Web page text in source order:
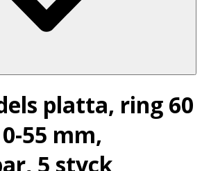
platta, ring 60
55 mm,
5 styck